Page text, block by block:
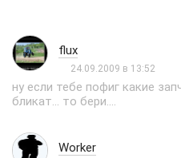
flux
24.09.2009 в 13:52
ну если тебе пофиг какие
бликат... то бери....
Worker